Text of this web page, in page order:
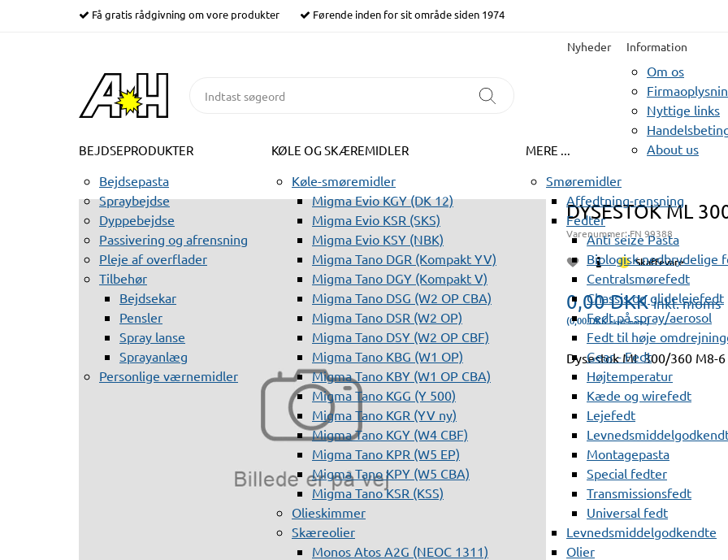
Få gratis rådgivning om vore produkter Førende inden for sit område siden 1974
Nyheder Information
Om os
Nyttige links
About us
BEJDSEPRODUKTER
Bejdsepasta
Spraybejdse
Dyppebejdse
Passivering og afrensning
Pleje af overflader
Tilbehør
Bejdsekar
Pensler
Spray lanse
Sprayanlæg
Personlige værnemidler
KØLE OG SKÆREMIDLER
Køle-smøremidler
Migma Evio KGY (DK 12)
Migma Evio KSR (SKS)
Migma Evio KSY (NBK)
Migma Tano DGR (Kompakt YV)
Migma Tano DGY (Kompakt V)
Migma Tano DSG (W2 OP CBA)
Migma Tano DSR (W2 OP)
Migma Tano DSY (W2 OP CBF)
Migma Tano KBG (W1 OP)
Migma Tano KBY (W1 OP CBA)
Migma Tano KGG (Y 500)
Migma Tano KGR (YV ny)
Migma Tano KGY (W4 CBF)
Migma Tano KPR (W5 EP)
Migma Tano KPY (W5 CBA)
Migma Tano KSR (KSS)
Olieskimmer
Skæreolier
Monos Atos A2G (NEOC 1311)
MERE ...
Smøremidler
Affedtning-rensning
Fedter
Anti seize Pasta
Biologisk nedbrydelige
Centralsmørefedt
Chassis og glidelejefedt
Fedt på spray/aerosol
Fedt til høje
Gear - Fedt
Højtemperatur
Kæde og wirefedt
Lejefedt
Montagepasta
Special fedter
Transmissionsfedt
Universal fedt
Levnedsmiddelgodkendte
Olier
DYSESTOK ML
Varenummer:FN 99388
Skaffevare
0,00DKK inkl. moms
(0,00DKK ekskl. moms)
Dysestok ML 300/360 M8-